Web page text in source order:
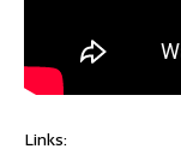
Links: